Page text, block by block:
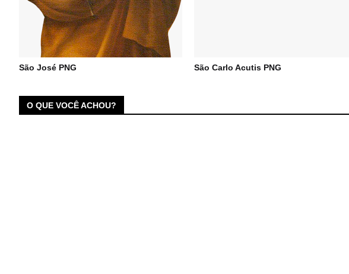
São José PNG São Carlo Acutis PNG
O QUE VOCÊ ACHOU?